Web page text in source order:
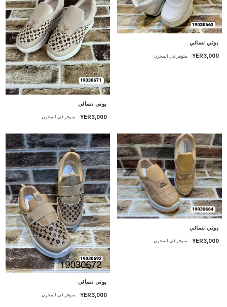
بوتي نسائي
YER3,000 متوفر في المخزن
بوتي نسائي
YER3,000 متوفر في المخزن
بوتي نسائي
YER3,000 متوفر في المخزن
بوتي نسائي
YER3,000 متوفر في المخزن